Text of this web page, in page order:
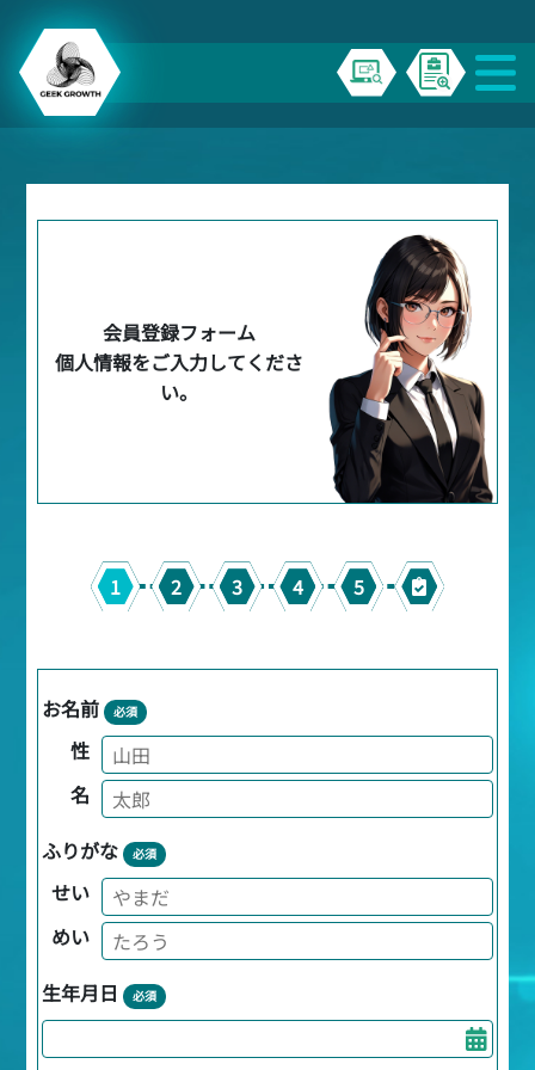
会員登録フォーム
個人情報をご入力してくださ
い。
1 2 3 4 5
お名前 必須
性
名
ふりがな 必須
せい
めい
生年月日 必須